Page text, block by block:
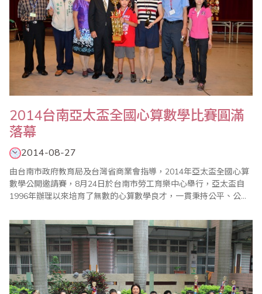
2014台南亞太盃全國心算數學比賽圓滿
落幕
2014-08-27
由台南市政府教育局及台灣省商業會指導，2014年亞太盃全國心算
數學公開邀請賽，8月24日於台南市勞工育樂中心舉行，亞太盃自
1996年辦理以來培育了無數的心算數學良才，一貫秉持公平、公
分收穫」，「要怎麼收穫，先要哪麼栽!!」的學習道理。整個比賽依
據大會程序表進行，在全體工作人員努力下圓滿成功。 今年亞太盃
比賽總計邀請北、中、南計六百餘選..